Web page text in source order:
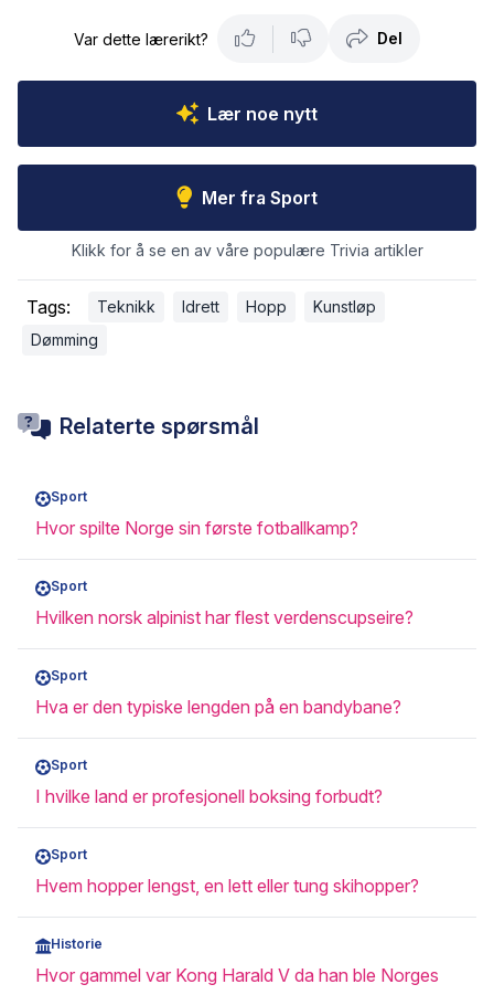
Var dette lærerikt? Del
Lær noe nytt
Mer fra Sport
Klikk for å se en av våre populære Trivia artikler
Tags: Teknikk Idrett Hopp
Kunstløp
Dømming
Relaterte spørsmål
Sport
Hvor spilte Norge sin første fotballkamp?
Sport
Hvilken norsk alpinist har flest verdenscupseire?
Sport
Hva er den typiske lengden på en bandybane?
Sport
I hvilke land er profesjonell boksing forbudt?
Sport
Hvem hopper lengst, en lett eller tung skihopper?
Historie
Hvor gammel var Kong Harald V da han ble Norges